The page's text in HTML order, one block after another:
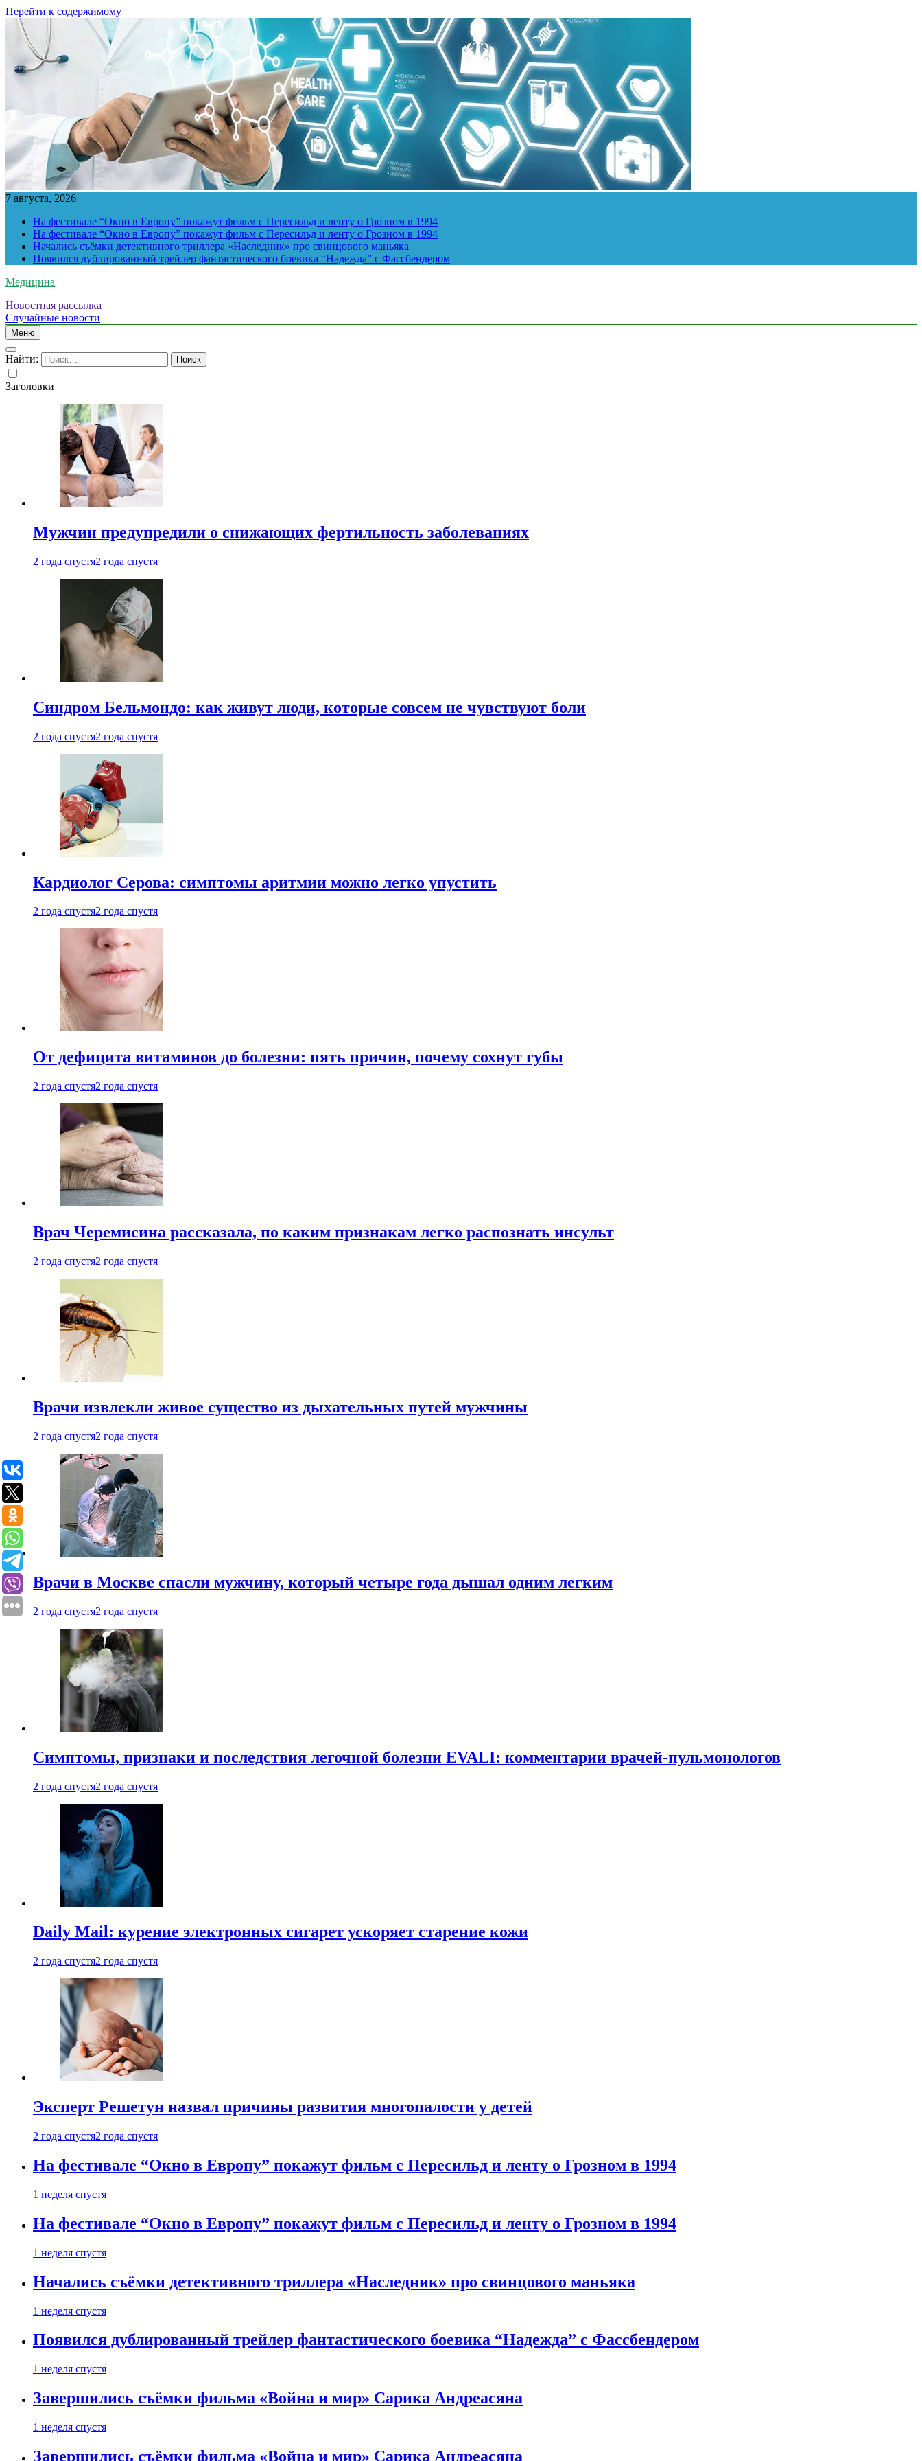
Перейти к содержимому
7 августа, 2026
На фестивале “Окно в Европу” покажут фильм с Пересильд и ленту о Грозном в 1994
На фестивале “Окно в Европу” покажут фильм с Пересильд и ленту о Грозном в 1994
Начались съёмки детективного триллера «Наследник» про свинцового маньяка
Появился дублированный трейлер фантастического боевика “Надежда” с Фассбендером
Медицина
Новостная рассылка
Случайные новости
Меню
Найти:
Заголовки
Мужчин предупредили о снижающих фертильность заболеваниях
2 года спустя2 года спустя
Синдром Бельмондо: как живут люди, которые совсем не чувствуют боли
2 года спустя2 года спустя
Кардиолог Серова: симптомы аритмии можно легко упустить
2 года спустя2 года спустя
От дефицита витаминов до болезни: пять причин, почему сохнут губы
2 года спустя2 года спустя
Врач Черемисина рассказала, по каким признакам легко распознать инсульт
2 года спустя2 года спустя
Врачи извлекли живое существо из дыхательных путей мужчины
2 года спустя2 года спустя
Врачи в Москве спасли мужчину, который четыре года дышал одним легким
2 года спустя2 года спустя
Симптомы, признаки и последствия легочной болезни EVALI: комментарии врачей-пульмонологов
2 года спустя2 года спустя
Daily Mail: курение электронных сигарет ускоряет старение кожи
2 года спустя2 года спустя
Эксперт Решетун назвал причины развития многопалости у детей
2 года спустя2 года спустя
На фестивале “Окно в Европу” покажут фильм с Пересильд и ленту о Грозном в 1994
1 неделя спустя
На фестивале “Окно в Европу” покажут фильм с Пересильд и ленту о Грозном в 1994
1 неделя спустя
Начались съёмки детективного триллера «Наследник» про свинцового маньяка
1 неделя спустя
Появился дублированный трейлер фантастического боевика “Надежда” с Фассбендером
1 неделя спустя
Завершились съёмки фильма «Война и мир» Сарика Андреасяна
1 неделя спустя
Завершились съёмки фильма «Война и мир» Сарика Андреасяна